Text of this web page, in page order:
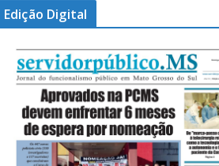
Edição Digital